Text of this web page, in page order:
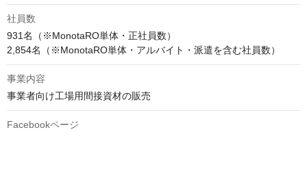
社員数
931名（※MonotaRO単体・正社員数）
事業内容
事業者向け工場用間接資材の販売
Facebookページ